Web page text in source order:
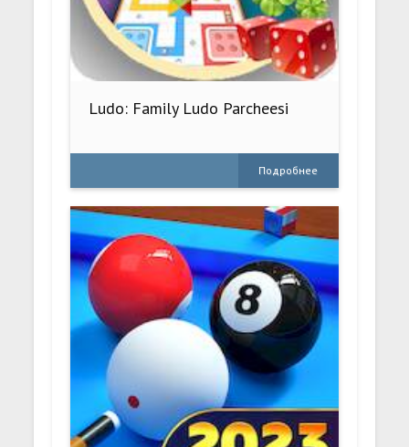
Ludo: Family Ludo Parcheesi
Подробнее